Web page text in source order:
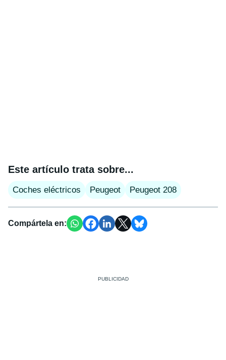
Este artículo trata sobre...
Coches eléctricos Peugeot Peugeot 208
Compártela en: